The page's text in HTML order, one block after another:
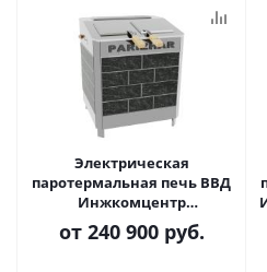
Электрическая
паротермальная печь ВВД
Инжкомцентр
«ПАРиЖАР»18 кВт (14-23 м3)
380В в облицовке из
от 240 900 руб.